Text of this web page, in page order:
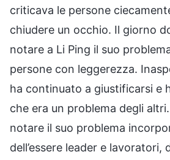
criticava le persone
chiudere un occhio. Il giorno
notare a Li Ping il suo
persone con leggerezza.
ha continuato a giustificarsi e
che era un problema degli
notare il suo problema
dell’essere leader e lavoratori,